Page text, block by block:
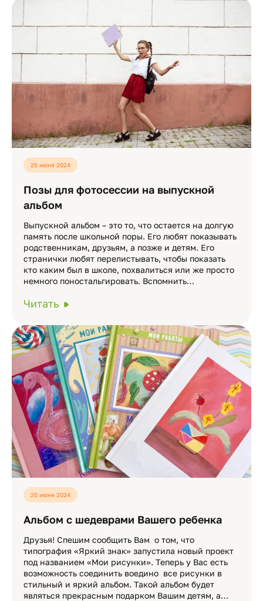
25 июня 2024
Позы для фотосессии на выпускной
альбом
Выпускной альбом – это то, что остается на долгую
память после школьной поры. Его любят показывать
родственникам, друзьям, а позже и детям. Его
странички любят перелистывать, чтобы показать
кто каким был в школе, похвалиться или же просто
немного поностальгировать. Вспомнить…
Читать
20 июня 2024
Альбом с шедеврами Вашего ребенка
Друзья! Спешим сообщить Вам о том, что
типография «Яркий знак» запустила новый проект
под названием «Мои рисунки». Теперь у Вас есть
возможность соединить воедино все рисунки в
стильный и яркий альбом. Такой альбом будет
являться прекрасным подарком Вашим детям, а…